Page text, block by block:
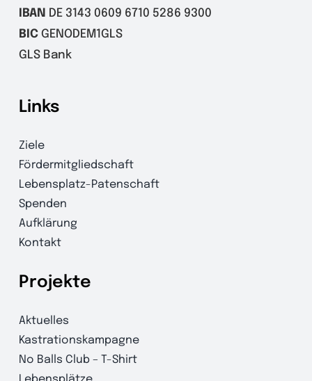
IBAN
DE 3143 0609 6710 5286 9300
BICGENODEM1GLS
GLS Bank
Links
Ziele
Fördermitgliedschaft
Lebensplatz-Patenschaft
Spenden
Aufklärung
Kontakt
Projekte
Aktuelles
Kastrationskampagne
No Balls Club – T-Shirt